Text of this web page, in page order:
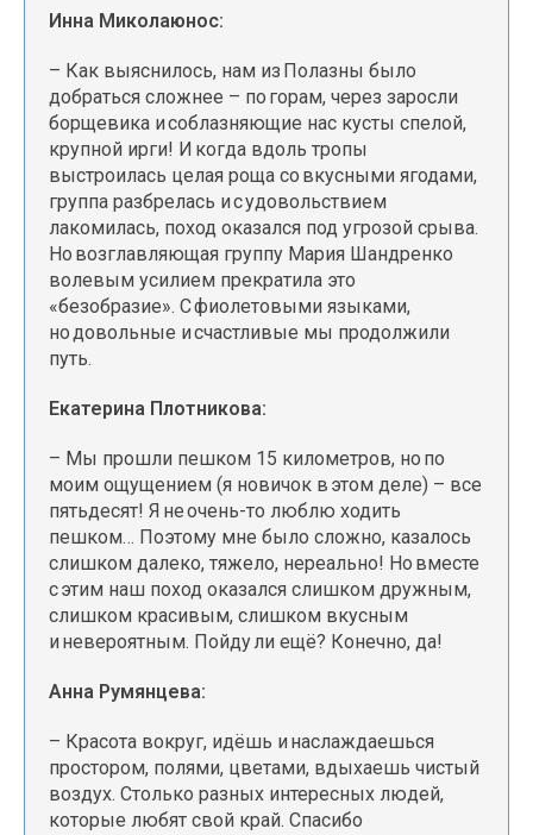
Инна Миколаюнос:
– Как выяснилось, нам из Полазны было
добраться сложнее – по горам, через заросли
борщевика и соблазняющие нас кусты спелой,
крупной ирги! И когда вдоль тропы
выстроилась целая роща со вкусными ягодами,
группа разбрелась и с удовольствием
лакомилась, поход оказался под угрозой срыва.
Но возглавляющая группу Мария Шандренко
волевым усилием прекратила это
«безобразие». С фиолетовыми языками,
но довольные и счастливые мы продолжили
путь.
Екатерина Плотникова:
– Мы прошли пешком 15 километров, но по
моим ощущением (я новичок в этом деле) – все
пятьдесят! Я не очень-то люблю ходить
пешком… Поэтому мне было сложно, казалось
слишком далеко, тяжело, нереально! Но вместе
с этим наш поход оказался слишком дружным,
слишком красивым, слишком вкусным
и невероятным. Пойду ли ещё? Конечно, да!
Анна Румянцева:
– Красота вокруг, идёшь и наслаждаешься
простором, полями, цветами, вдыхаешь чистый
воздух. Столько разных интересных людей,
которые любят свой край. Спасибо